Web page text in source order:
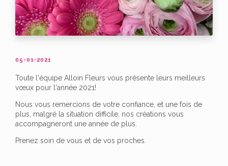
05-01-2021
Toute l'équipe Alloin Fleurs vous présente leurs meilleurs
vœux pour l'année 2021!
Nous vous remercions de votre confiance, et une fois de
plus, malgré la situation difficile, nos créations vous
accompagneront une année de plus.
Prenez soin de vous et de vos proches.